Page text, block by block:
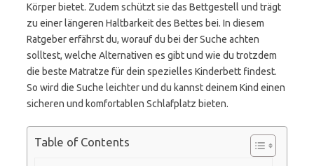
Körper bietet. Zudem schützt sie das Bettgestell und trägt
zu einer längeren Haltbarkeit des Bettes bei. In diesem
Ratgeber erfährst du, worauf du bei der Suche achten
solltest, welche Alternativen es gibt und wie du trotzdem
die beste Matratze für dein spezielles Kinderbett findest.
So wird die Suche leichter und du kannst deinem Kind einen
sicheren und komfortablen Schlafplatz bieten.
Table of Contents